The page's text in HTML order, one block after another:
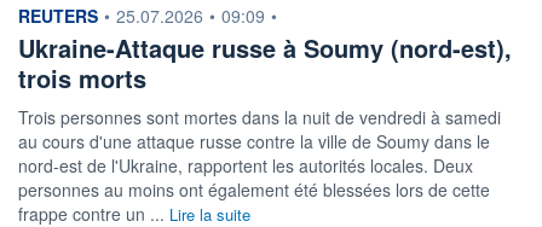
information fournie par
REUTERS • 25.07.2026 • 09:09 •
Ukraine-Attaque russe à Soumy (nord-est),
trois morts
Trois personnes sont mortes dans la nuit de vendredi à samedi
au cours d'une attaque russe contre la ville de Soumy dans le
nord-est de l'Ukraine, rapportent les autorités locales. Deux
personnes au moins ont également été blessées lors de cette
frappe contre un ... Lire la suite